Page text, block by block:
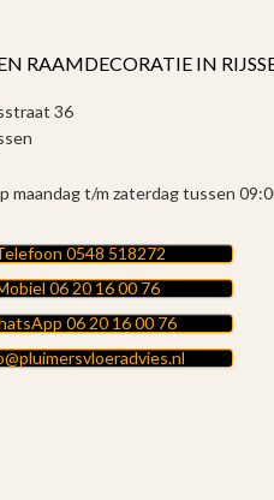
RAAMDECORATIE IN
36
maandag t/m zaterdag tussen
0548 518272
06 20 16 00 76
06 20 16 00 76